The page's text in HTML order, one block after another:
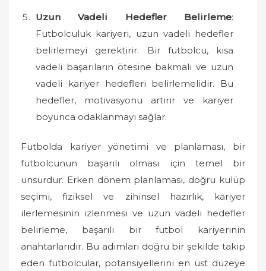
Uzun Vadeli Hedefler Belirleme:
Futbolculuk kariyeri, uzun vadeli hedefler
belirlemeyi gerektirir. Bir futbolcu, kısa
vadeli başarıların ötesine bakmalı ve uzun
vadeli kariyer hedefleri belirlemelidir. Bu
hedefler, motivasyonu artırır ve kariyer
boyunca odaklanmayı sağlar.
Futbolda kariyer yönetimi ve planlaması, bir
futbolcunun başarılı olması için temel bir
unsurdur. Erken dönem planlaması, doğru kulüp
seçimi, fiziksel ve zihinsel hazırlık, kariyer
ilerlemesinin izlenmesi ve uzun vadeli hedefler
belirleme, başarılı bir futbol kariyerinin
anahtarlarıdır. Bu adımları doğru bir şekilde takip
eden futbolcular, potansiyellerini en üst düzeye